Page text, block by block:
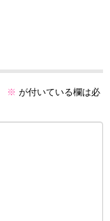
※ が付いている欄は必